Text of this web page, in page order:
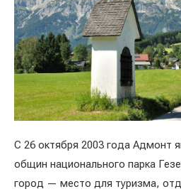
С 26 октября 2003 года Адмонт
общин национального парка
город — место для туризма,